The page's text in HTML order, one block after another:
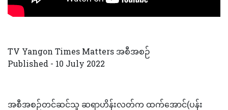
TV Yangon Times Matters အစီအစဉ်
Published - 10 July 2022
အစီအစဉ်တင်ဆင်သူ ဆရာဟိန်းလတ်က ထက်အောင်(ပန်း